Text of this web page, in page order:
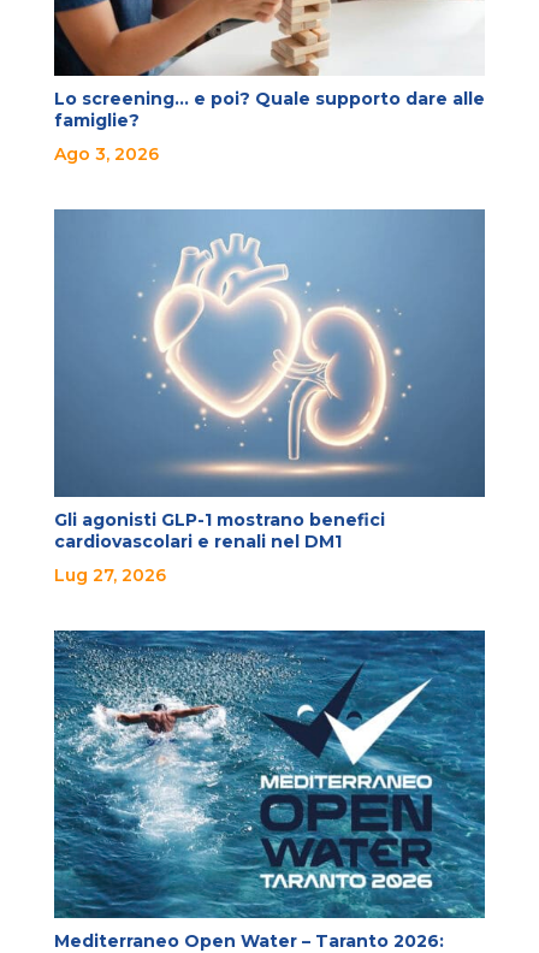
Lo screening… e poi? Quale supporto dare alle
famiglie?
Ago 3, 2026
Gli agonisti GLP-1 mostrano benefici
cardiovascolari e renali nel DM1
Lug 27, 2026
Mediterraneo Open Water – Taranto 2026: